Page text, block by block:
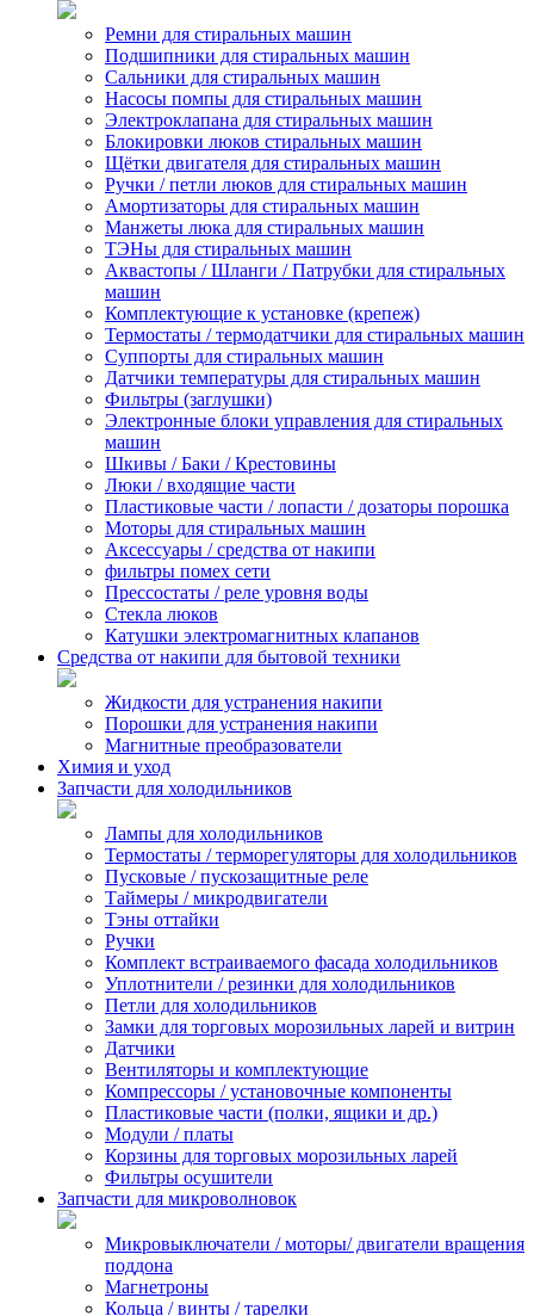
Ремни для стиральных машин
Подшипники для стиральных машин
Сальники для стиральных машин
Насосы помпы для стиральных машин
Электроклапана для стиральных машин
Блокировки люков стиральных машин
Щётки двигателя для стиральных машин
Ручки / петли люков для стиральных машин
Амортизаторы для стиральных машин
Манжеты люка для стиральных машин
ТЭНы для стиральных машин
Аквастопы / Шланги / Патрубки для стиральных
машин
Комплектующие к установке (крепеж)
Термостаты / термодатчики для стиральных машин
Суппорты для стиральных машин
Датчики температуры для стиральных машин
Фильтры (заглушки)
Электронные блоки управления для стиральных
машин
Шкивы / Баки / Крестовины
Люки / входящие части
Пластиковые части / лопасти / дозаторы порошка
Моторы для стиральных машин
Аксессуары / средства от накипи
фильтры помех сети
Прессостаты / реле уровня воды
Стекла люков
Катушки электромагнитных клапанов
Средства от накипи для бытовой техники
Жидкости для устранения накипи
Порошки для устранения накипи
Магнитные преобразователи
Химия и уход
Запчасти для холодильников
Лампы для холодильников
Термостаты / терморегуляторы для холодильников
Пусковые / пускозащитные реле
Таймеры / микродвигатели
Тэны оттайки
Ручки
Комплект встраиваемого фасада холодильников
Уплотнители / резинки для холодильников
Петли для холодильников
Замки для торговых морозильных ларей и витрин
Датчики
Вентиляторы и комплектующие
Компрессоры / установочные компоненты
Пластиковые части (полки, ящики и др.)
Модули / платы
Корзины для торговых морозильных ларей
Фильтры осушители
Запчасти для микроволновок
Микровыключатели / моторы/ двигатели вращения
поддона
Магнетроны
Кольца / винты / тарелки